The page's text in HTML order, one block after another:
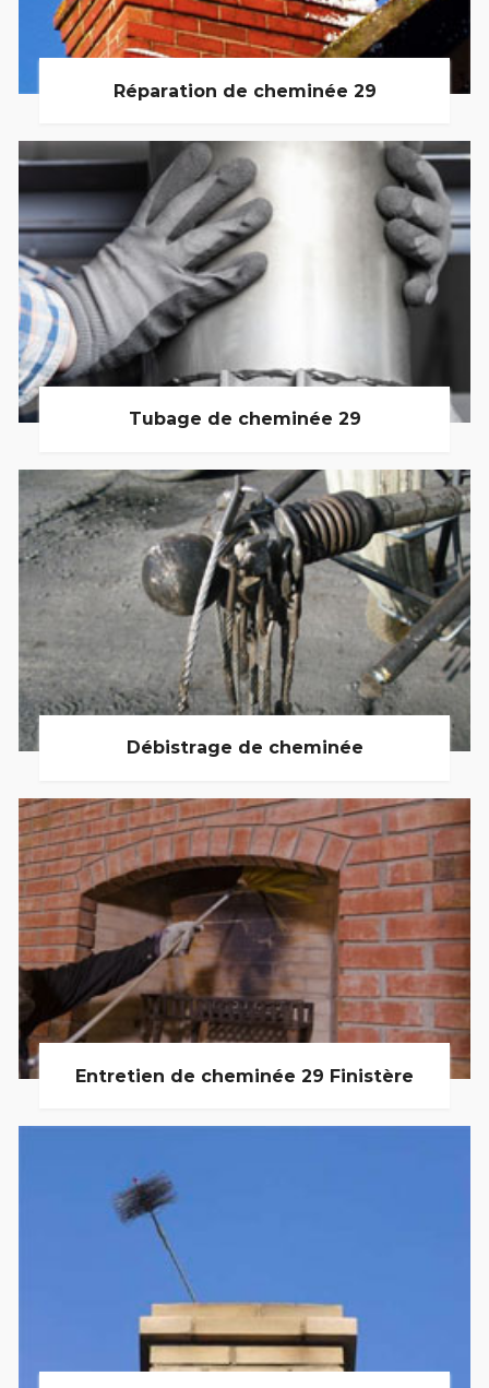
Réparation de cheminée 29
Tubage de cheminée 29
Débistrage de cheminée
Entretien de cheminée 29 Finistère